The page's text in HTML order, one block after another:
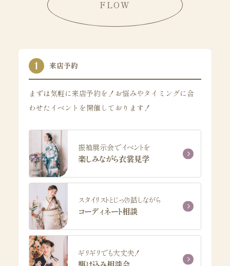
FLOW
来店予約
まずは気軽に来店予約を！お悩みやタイミングに合
わせたイベントを開催しております！
振袖展示会でイベントを
楽しみながら衣裳見学
スタイリストとじっくり話しながら
コーディネート相談
ギリギリでも大丈夫！
駆け込み相談会